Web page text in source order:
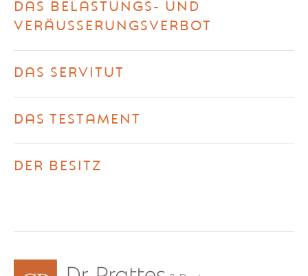
DAS BELASTUNGS- UND
VERÄUSSERUNGSVERBOT
DAS SERVITUT
DAS TESTAMENT
DER BESITZ